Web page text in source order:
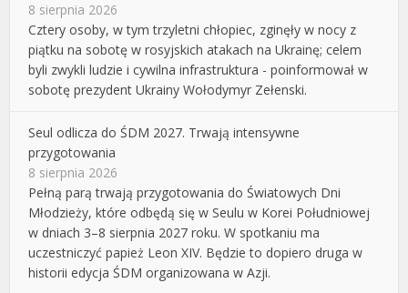
8 sierpnia 2026
Cztery osoby, w tym trzyletni chłopiec, zginęły w nocy z
piątku na sobotę w rosyjskich atakach na Ukrainę; celem
byli zwykli ludzie i cywilna infrastruktura - poinformował w
sobotę prezydent Ukrainy Wołodymyr Zełenski.
Seul odlicza do ŚDM 2027. Trwają intensywne
przygotowania
8 sierpnia 2026
Pełną parą trwają przygotowania do Światowych Dni
Młodzieży, które odbędą się w Seulu w Korei Południowej
w dniach 3–8 sierpnia 2027 roku. W spotkaniu ma
uczestniczyć papież Leon XIV. Będzie to dopiero druga w
historii edycja ŚDM organizowana w Azji.